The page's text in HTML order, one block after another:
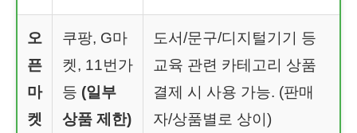
오
픈
마
켓
쿠팡, G마
켓, 11번가
등 (일부
상품 제한)
도서/문구/디지털기기 등
교육 관련 카테고리 상품
결제 시 사용 가능. (판매
자/상품별로 상이)